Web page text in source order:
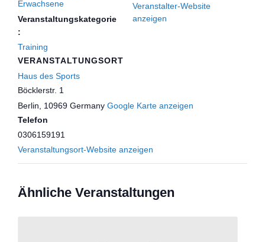
Erwachsene
Veranstaltungskategorie
:
Training
VERANSTALTUNGSORT
Haus des Sports
Böcklerstr. 1
Berlin
10969 Germany Google Karte anzeigen
Telefon
0306159191
Veranstaltungsort-Website anzeigen
Veranstalter-Website
anzeigen
Ähnliche Veranstaltungen